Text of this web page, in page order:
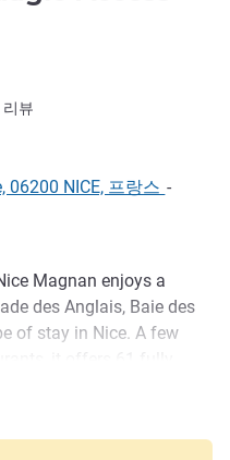
뷰
06200 NICE, 프랑스 -
Magnan enjoys a
des Anglais, Baie des
of stay in Nice. A few
has a
swimming pool which